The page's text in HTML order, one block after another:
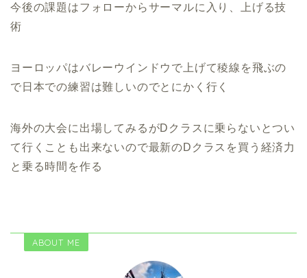
今後の課題はフォローからサーマルに入り、上げる技
術
ヨーロッパはバレーウインドウで上げて稜線を飛ぶの
で日本での練習は難しいのでとにかく行く
海外の大会に出場してみるがDクラスに乗らないとつい
て行くことも出来ないので最新のDクラスを買う経済力
と乗る時間を作る
ABOUT ME